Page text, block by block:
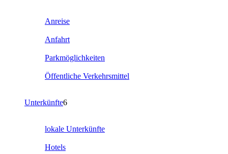
Anreise
Anfahrt
Parkmöglichkeiten
Öffentliche Verkehrsmittel
Unterkünfte6
lokale Unterkünfte
Hotels